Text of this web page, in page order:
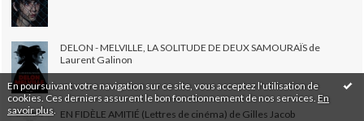
En poursuivant votre navigation sur ce site, vous acceptez l'utilisation de
cookies. Ces derniers assurent le bon fonctionnement de nos services. En
savoir plus
DELON - MELVILLE, LA SOLITUDE DE DEUX SAMOURAÏS de
Laurent Galinon
EN FIDÈLE AMITIÉ (Lettres de cinéma) de Gilles Jacob